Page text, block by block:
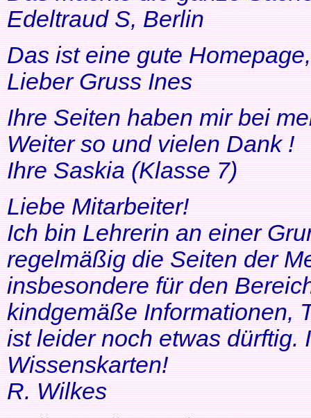
Edeltraud S, Berlin
Das ist eine gute
Lieber Gruss Ines
Ihre Seiten haben mir bei
Weiter so und vielen Dank !
Ihre Saskia (Klasse 7)
Liebe Mitarbeiter!
Ich bin Lehrerin an einer
regelmäßig die Seiten der
insbesondere für den
kindgemäße Informationen,
ist leider noch etwas dürftig.
Wissenskarten!
R. Wilkes